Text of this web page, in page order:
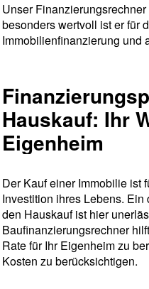
Unser
besonders wertvoll ist er für
Immobilienfinanzierung und
Hauskauf: Ihr
Eigenheim
Der Kauf einer Immobilie ist
Investition ihres Lebens.
den Hauskauf ist hier
Baufinanzierungsrechner
Rate für Ihr Eigenheim zu
Kosten zu berücksichtigen.